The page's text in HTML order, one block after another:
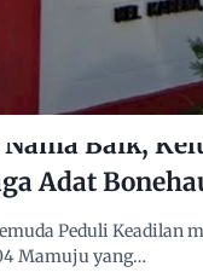
Baik,
Adat
Peduli Keadilan
Mamuju yang…